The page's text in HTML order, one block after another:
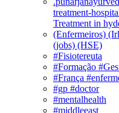
treatment-
Treatment in
(Enfermeiros)
(jobs) (HSE)
#Fisiotereuta
#Formação
#França
#gp #doctor
#mentalhealth
#middleeast